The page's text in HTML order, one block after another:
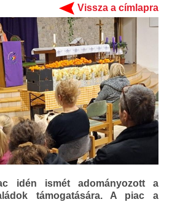
Vissza a címlapra
idén ismét adományozott a
támogatására. A piac a